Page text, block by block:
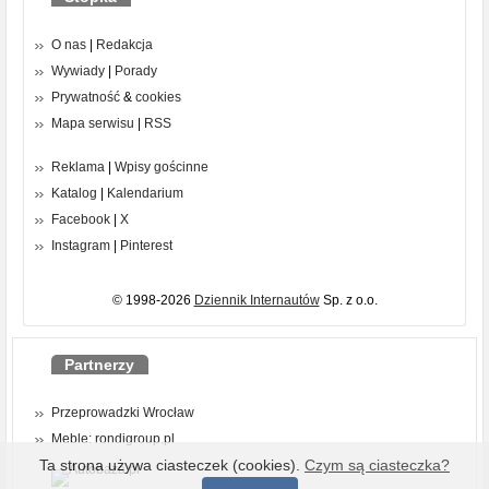
O nas
Redakcja
Wywiady
Porady
Prywatność & cookies
Mapa serwisu
RSS
Reklama
Wpisy gościnne
Katalog
Kalendarium
Facebook
X
Instagram
Pinterest
© 1998-2026 Dziennik InternautówSp. z o.o.
Partnerzy
Przeprowadzki Wrocław
Meble: rondigroup.pl
Ta strona używa ciasteczek (cookies). Czym są ciasteczka?